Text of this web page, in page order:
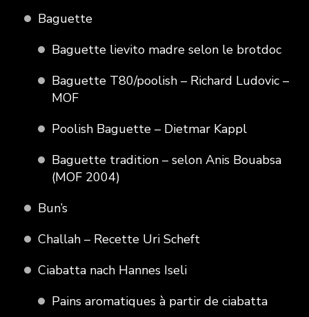
Baguette
Baguette lievito madre selon le brotdoc
Baguette T80/poolish – Richard Ludovic –
MOF
Poolish Baguette – Dietmar Kappl
Baguette tradition – selon Anis Bouabsa
(MOF 2004)
Bun’s
Challah – Recette Uri Scheft
Ciabatta nach Hannes Iseli
Pains aromatiques à partir de ciabatta